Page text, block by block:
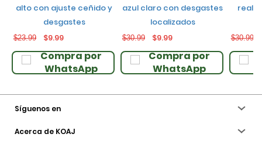
alto con ajuste ceñido y
desgastes
$23.99 $9.99
Compra por
WhatsApp
azul claro con desgastes
localizados
$30.99 $9.99
Compra por
WhatsApp
$30.99
Síguenos en
Acerca de KOAJ